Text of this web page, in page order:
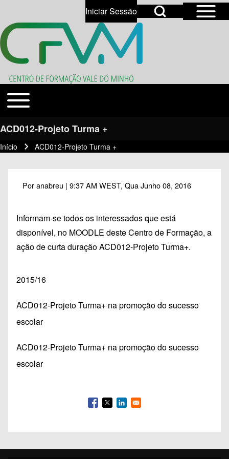
Close search
Search
Open Sidebar
Open Search Block
User account menu
Iniciar SessãoOpen login dialog
Temas
Toggle main menu
ACD012-Projeto Turma +
Navegação estrutural
Início ACD012-Projeto Turma +
Poranabreu | 9:37 AM WEST, Qua Junho 08, 2016
Informam-se todos os interessados que está
disponível, no MOODLE deste Centro de Formação, a
ação de curta duração ACD012-Projeto Turma+.
2015/16
ACD012-Projeto Turma+ na promoção do sucesso
escolar
ACD012-Projeto Turma+ na promoção do sucesso
escolar